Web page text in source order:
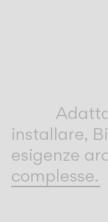
Inspirational Book
installare,
esigenze
complesse.